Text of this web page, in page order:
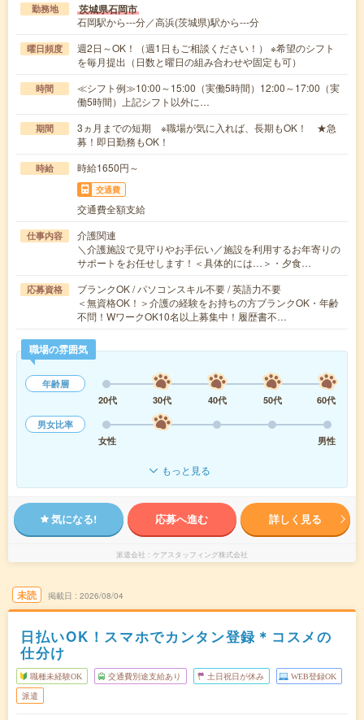
勤務地 茨城県石岡市
石岡駅から---分／高浜(茨城県)駅から---分
曜日頻度
週2日～OK！（週1日もご相談ください！） ※希望のシフト
を毎月提出（日数と曜日の組み合わせや固定も可）
時間
≪シフト例≫10:00～15:00（実働5時間）12:00～17:00（実
働5時間）上記シフト以外に…
期間
3ヵ月までの短期 ※職場が気に入れば、長期もOK！ ★急
募！即日勤務もOK！
時給 時給1650円～
交通費
交通費全額支給
仕事内容
介護関連
＼介護施設で見守りやお手伝い／施設を利用するお年寄りの
サポートをお任せします！＜具体的には…＞・夕食…
応募資格
ブランクOK / パソコンスキル不要 / 英語力不要
＜無資格OK！＞介護の経験をお持ちの方ブランクOK・年齢
不問！WワークOK10名以上募集中！履歴書不…
職場の雰囲気
年齢層
20代
30代 40代 50代
60代
男女比率
女性
男性
もっと見る
気になる! 応募へ進む 詳しく見る
派遣会社 ケアスタッフィング株式会社
未読 掲載日 2026/08/04
日払いOK！スマホでカンタン登録＊コスメの
仕分け
職種未経験OK 交通費別途支給あり 土日祝日が休み WEB登録OK
派遣